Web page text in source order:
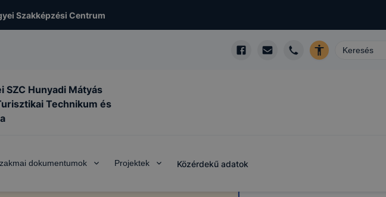
Szakképzési Centrum
SZC Hunyadi Mátyás
Technikum és
dokumentumok Projektek Közérdekű adatok